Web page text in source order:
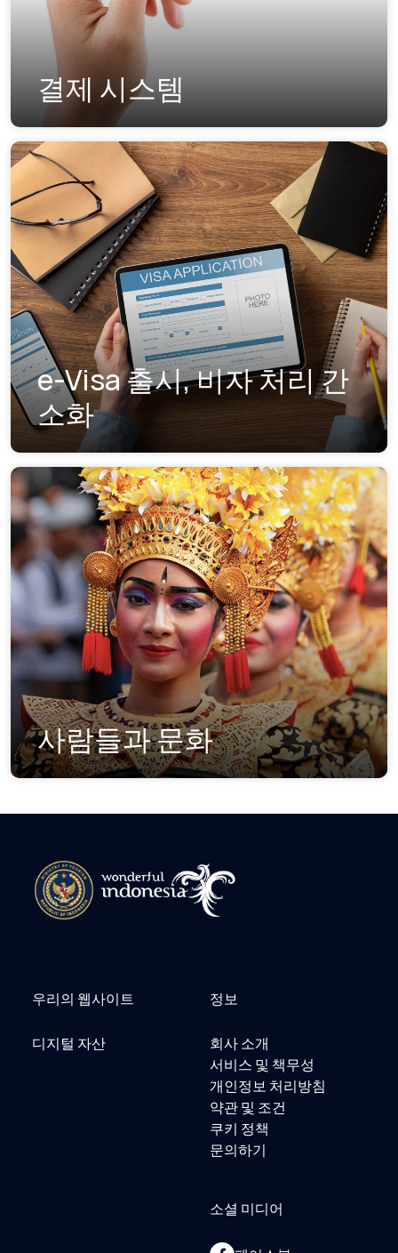
결제 시스템
e-Visa 출시, 비자 처리 간
소화
사람들과 문화
우리의 웹사이트
디지털 자산
정보
회사 소개
서비스 및 책무성
개인정보 처리방침
약관 및 조건
쿠키 정책
문의하기
소셜 미디어